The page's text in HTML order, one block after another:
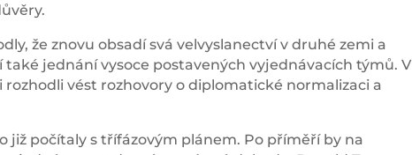
že znovu obsadí svá velvyslanectví v druhé zemi a
jednání vysoce postavených vyjednávacích týmů. V
vést rozhovory o diplomatické normalizaci a
již počítaly s třífázovým plánem. Po příměří by na